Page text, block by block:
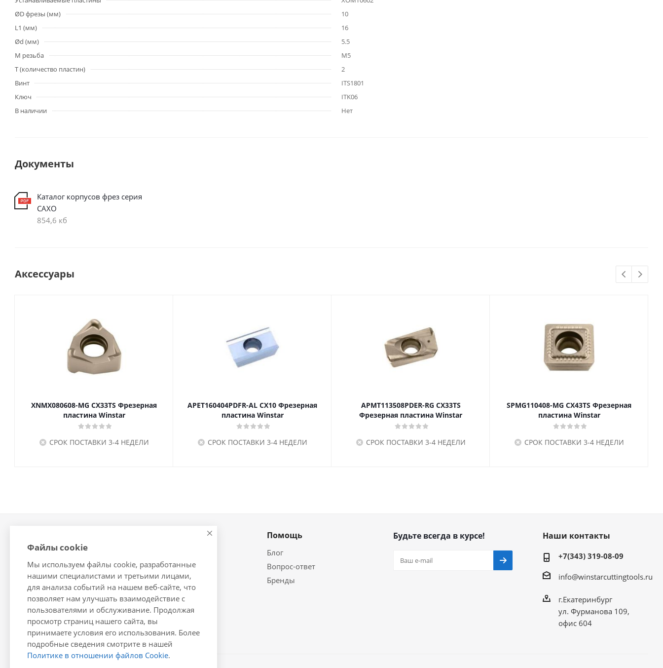
ØD фрезы (мм)
10
L1 (мм)
16
Ød (мм)
5.5
M резьба
M5
T (количество пластин)
2
Винт
ITS1801
Ключ
ITK06
В наличии
Нет
Документы
Каталог корпусов фрез серия
CAXO
854,6 кб
Аксессуары
XNMX080608-MG CX33TS Фрезерная
пластина Winstar
СРОК ПОСТАВКИ 3-4 НЕДЕЛИ
APET160404PDFR-AL CX10 Фрезерная
пластина Winstar
СРОК ПОСТАВКИ 3-4 НЕДЕЛИ
APMT113508PDER-RG CX33TS
Фрезерная пластина Winstar
СРОК ПОСТАВКИ 3-4 НЕДЕЛИ
SPMG110408-MG CX43TS Фрезерная
пластина Winstar
СРОК ПОСТАВКИ 3-4 НЕДЕЛИ
О компании
Новости
Сотрудники
Вакансии
Магазины
Политика
Условия оплаты
Условия доставки
Гарантия на товар
Подборки товаров
Помощь
Блог
Вопрос-ответ
Бренды
Будьте всегда в курсе! Наши контакты
+7(343) 319-08-09
info@winstarcuttingtools.ru
г.Екатеринбург
ул. Фурманова 109,
офис 604
Файлы cookie
Мы используем файлы cookie, разработанные
нашими специалистами и третьими лицами,
для анализа событий на нашем веб-сайте, что
позволяет нам улучшать взаимодействие с
пользователями и обслуживание. Продолжая
просмотр страниц нашего сайта, вы
принимаете условия его использования. Более
подробные сведения смотрите в нашей
Политике в отношении файлов Cookie.